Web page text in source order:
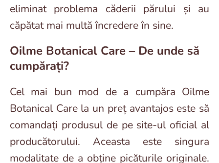
eliminat problema căderii părului și au
căpătat mai multă încredere în sine.
Oilme Botanical Care – De unde să
cumpărați?
Cel mai bun mod de a cumpăra Oilme
Botanical Care la un preț avantajos este să
comandați produsul de pe site-ul oficial al
producătorului. Aceasta este singura
modalitate de a obține picăturile originale.